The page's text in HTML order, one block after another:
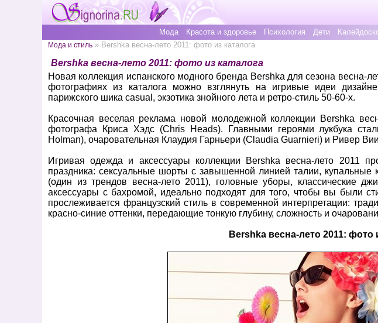
Мода Красота и здоровье Психология Дети
Мода и стиль » Bershka весна-лето 2011: фото из каталога
Bershka весна-лето 2011: фото из каталога
Новая коллекция испанского модного бренда Bershka для сезона
фотографиях из каталога можно взглянуть на игривые идеи
парижского шика casual, экзотика знойного лета и ретро-стиль 50-60-х.
Красочная веселая реклама новой молодежной коллекции Bershka
фотографа Криса Хэдс (Chris Heads). Главными героями лукбука
Holman), очаровательная Клаудия Гарньери (Claudia Guarnieri) и Ривер
Игривая одежда и аксессуары коллекции Bershka весна-лето 2011
праздника: сексуальные шорты с завышенной линией талии,
(один из трендов весна-лето 2011), головные уборы, классические
аксессуары с бахромой, идеально подходят для того, чтобы вы были
прослеживается французский стиль в современной интерпретации:
красно-синие оттенки, передающие тонкую глубину, сложность и
Bershka весна-лето 2011: фото